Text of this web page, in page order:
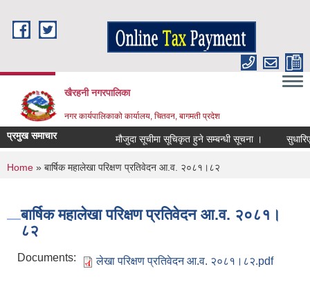
खैरहनी नगरपालिका
नगर कार्यपालिकाको कार्यालय, चितवन, बागमती प्रदेश
प्रमुख समाचार मौजुदा सूचीमा सूचिकृत हुने सम्बन्धी सूचना ।
You are here
Home » बार्षिक महालेखा परिक्षण प्रतिवेदन आ.व. २०८१।८२
बार्षिक महालेखा परिक्षण प्रतिवेदन आ.व. २०८१।
८२
Documents: लेखा परिक्षण प्रतिवेदन आ.व. २०८१।८२.pdf